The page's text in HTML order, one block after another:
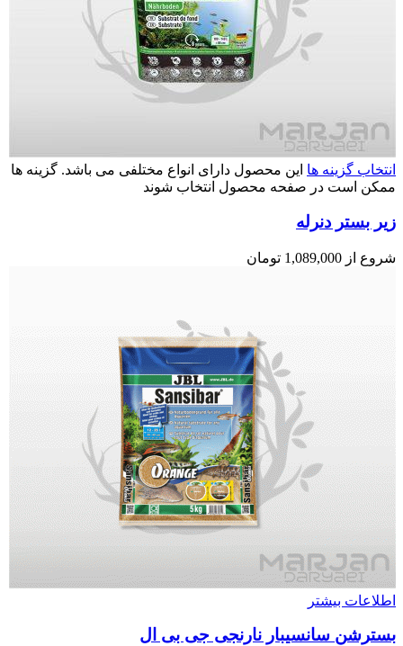
انتخاب گزینه ها این محصول دارای انواع مختلفی می باشد. گزینه ها
ممکن است در صفحه محصول انتخاب شوند
زیر بستر دنرله
شروع از 1,089,000 تومان
اطلاعات بیشتر
بسترشن سانسیبار نارنجی جی بی ال